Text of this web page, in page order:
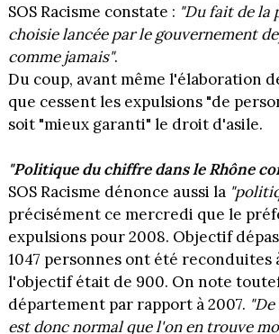
SOS Racisme constate : "Du fait de
choisie lancée par le gouvernement
comme jamais".
Du coup, avant même l'élaboration
que cessent les expulsions "de
soit "mieux garanti" le droit d'asile.
"Politique du chiffre dans le Rhône
SOS Racisme dénonce aussi la
précisément ce mercredi que le
expulsions pour 2008. Objectif
1047 personnes ont été
l'objectif était de 900. On note
département par rapport à 2007.
est donc normal que l'on en trouve